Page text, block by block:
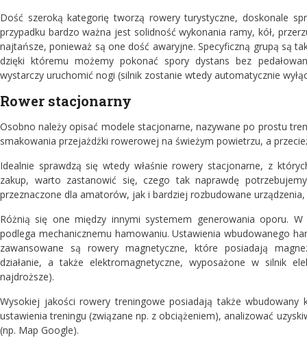
Dość szeroką kategorię tworzą rowery turystyczne, doskonale
przypadku bardzo ważna jest solidność wykonania ramy, kół,
najtańsze, ponieważ są one dość awaryjne. Specyficzną grupą są
dzięki któremu możemy pokonać spory dystans bez
wystarczy uruchomić nogi (silnik zostanie wtedy automatycznie
Rower stacjonarny
Osobno należy opisać modele stacjonarne, nazywane po prostu
smakowania przejażdżki rowerowej na świeżym powietrzu, a
Idealnie sprawdzą się wtedy właśnie rowery stacjonarne, z
zakup, warto zastanowić się, czego tak naprawdę
przeznaczone dla amatorów, jak i bardziej rozbudowane
Różnią się one między innymi systemem generowania oporu.
podlega mechanicznemu hamowaniu. Ustawienia wbudowanego
zawansowane są rowery magnetyczne, które posiadają
działanie, a także elektromagnetyczne, wyposażone w silnik
najdroższe).
Wysokiej jakości rowery treningowe posiadają także
ustawienia treningu (związane np. z obciążeniem), analizować
(np. Map Google).